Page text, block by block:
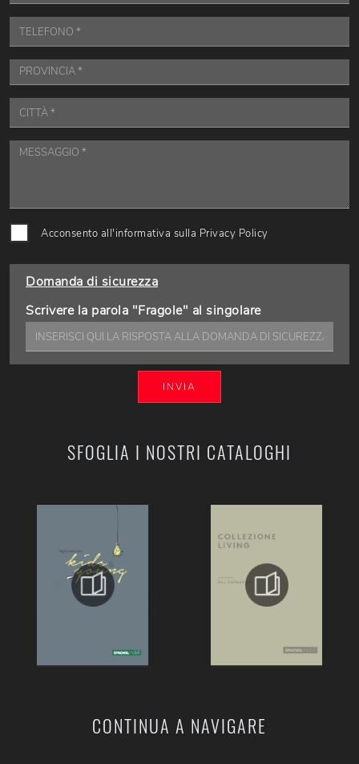
SFOGLIA I NOSTRI CATALOGHI
CONTINUA A NAVIGARE
Acconsento all'informativa sulla Privacy Policy
Domanda di sicurezza
Scrivere la parola "Fragole" al singolare
INVIA